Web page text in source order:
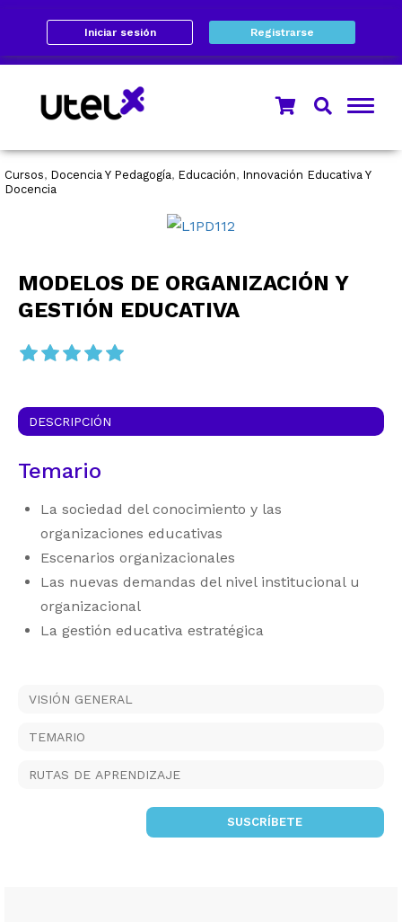
Iniciar sesión Registrarse
Cursos, Docencia Y Pedagogía, Educación, Innovación Educativa Y
Docencia
MODELOS DE ORGANIZACIÓN Y
GESTIÓN EDUCATIVA
DESCRIPCIÓN
Temario
La sociedad del conocimiento y las
organizaciones educativas
Escenarios organizacionales
Las nuevas demandas del nivel institucional u
organizacional
La gestión educativa estratégica
VISIÓN GENERAL
TEMARIO
RUTAS DE APRENDIZAJE
SUSCRÍBETE